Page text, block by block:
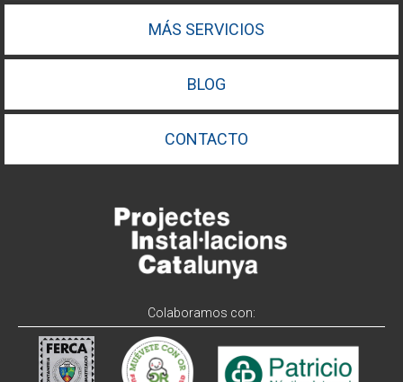
MÁS SERVICIOS
BLOG
CONTACTO
Colaboramos con: